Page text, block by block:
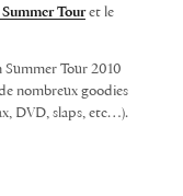
Touret le
Summer Tour 2010
nombreux goodies
DVD, slaps, etc…).